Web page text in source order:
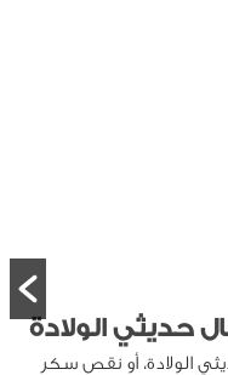
حديثي الولادة
الولادة، أو نقص سكر